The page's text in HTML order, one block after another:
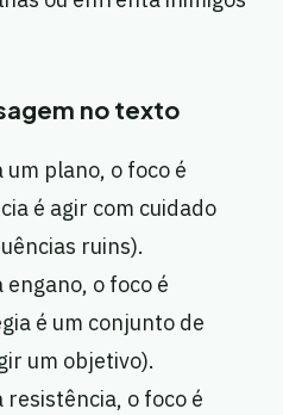
no texto
plano, o foco é
é agir com cuidado
ruins).
o foco é
é um conjunto de
um objetivo).
o foco é